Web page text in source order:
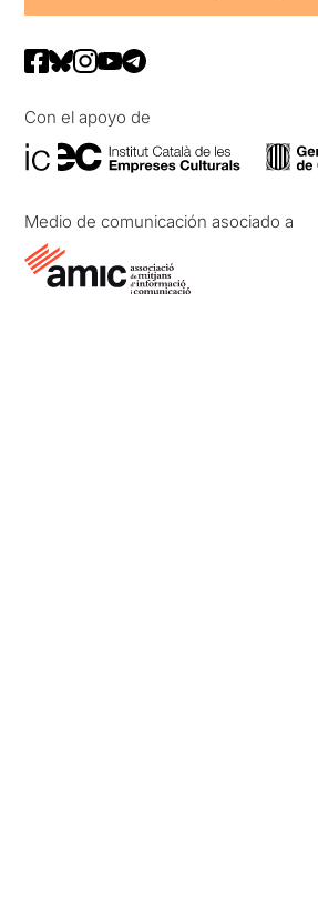
Con el apoyo de
Medio de comunicación asociado a